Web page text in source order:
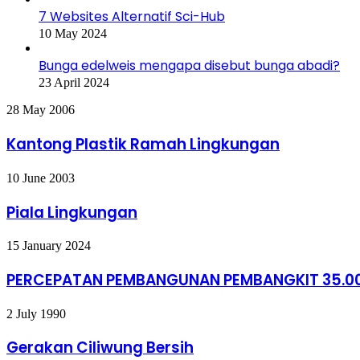
7 Websites Alternatif Sci-Hub
10 May 2024
Bunga edelweis mengapa disebut bunga abadi?
23 April 2024
Kantong
Ramah
Lingkungan
28 May 2006
Kantong Plastik Ramah Lingkungan
Piala
10 June 2003
Piala Lingkungan
PERCEPATAN
PEMBANGKIT
35.000
15 January 2024
PERCEPATAN PEMBANGUNAN PEMBANGKIT
Gerakan
Bersih
2 July 1990
Gerakan Ciliwung Bersih